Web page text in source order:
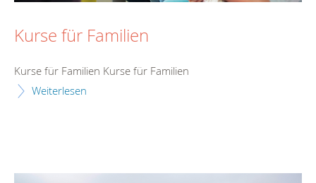
Kurse für Familien
Kurse für Familien Kurse für Familien
Weiterlesen